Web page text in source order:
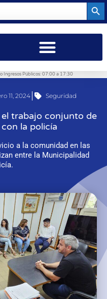
Ingresos Públicos: 07:00 a 17:30
11, 2024 Seguridad
trabajo conjunto de
la policía
a la comunidad en las
entre la Municipalidad